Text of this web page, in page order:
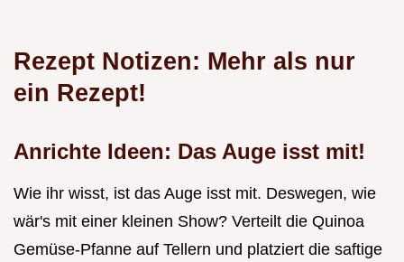
Rezept Notizen: Mehr als nur
ein Rezept!
Anrichte Ideen: Das Auge isst mit!
Wie ihr wisst, ist das Auge isst mit. Deswegen, wie
wär's mit einer kleinen Show? Verteilt die Quinoa
Gemüse-Pfanne auf Tellern und platziert die saftige